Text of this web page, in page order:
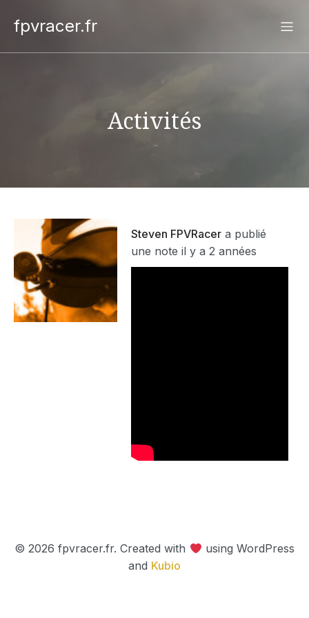
fpvracer.fr
Activités
Steven FPVRacer a publié
une note il y a 2 années
© 2026 fpvracer.fr. Created with
using WordPress
and Kubio